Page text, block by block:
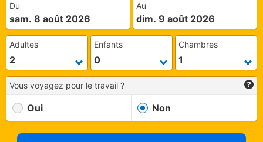
Du
sam. 8 août 2026
Au
dim. 9 août 2026
Adultes Enfants Chambres
Vous voyagez pour le travail ?
Oui Non